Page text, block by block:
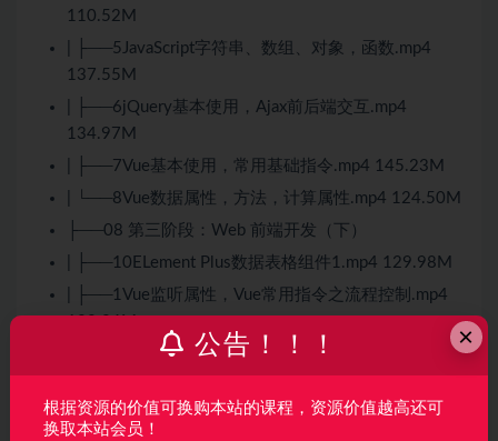
110.52M
| ├──5JavaScript字符串、数组、对象，函数.mp4
137.55M
| ├──6jQuery基本使用，Ajax前后端交互.mp4
134.97M
| ├──7Vue基本使用，常用基础指令.mp4 145.23M
| └──8Vue数据属性，方法，计算属性.mp4 124.50M
├──08 第三阶段：Web 前端开发（下）
| ├──10ELement Plus数据表格组件1.mp4 129.98M
| ├──1Vue监听属性，Vue常用指令之流程控制.mp4
| ├──2Vue常用指令之数据双向绑定.mp4 136.82M
| ├──4VueCli 脚手架创建项目.mp4 114.32M
×
公告！！！
根据资源的价值可换购本站的课程，资源价值越高还可
换取本站会员！